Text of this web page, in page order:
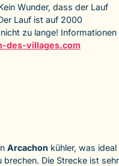
Wunder, dass der Lauf
Lauf ist auf 2000
zu lange! Informationen
des-villages.com
Arcachon kühler, was ideal
Die Strecke ist sehr